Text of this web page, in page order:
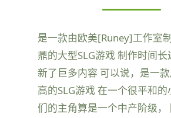
是一款由欧美[Runey]工作室
鼎的大型SLG游戏 制作时间
新了巨多内容 可以说，是一
高的SLG游戏 在一个很平和
们的主角算是一个中产阶级，